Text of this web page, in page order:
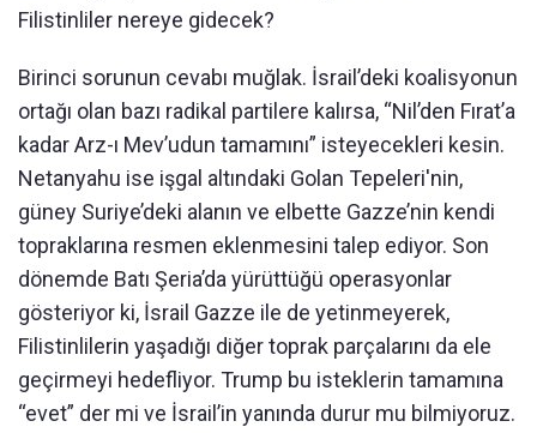
Filistinliler nereye gidecek?
Birinci sorunun cevabı muğlak. İsrail’deki koalisyonun
ortağı olan bazı radikal partilere kalırsa, “Nil’den Fırat’a
kadar Arz-ı Mev’udun tamamını” isteyecekleri kesin.
Netanyahu ise işgal altındaki Golan Tepeleri'nin,
güney Suriye’deki alanın ve elbette Gazze’nin kendi
topraklarına resmen eklenmesini talep ediyor. Son
dönemde Batı Şeria’da yürüttüğü operasyonlar
gösteriyor ki, İsrail Gazze ile de yetinmeyerek,
Filistinlilerin yaşadığı diğer toprak parçalarını da ele
geçirmeyi hedefliyor. Trump bu isteklerin tamamına
“evet” der mi ve İsrail’in yanında durur mu bilmiyoruz.